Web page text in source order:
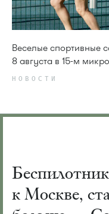
Веселые спортивные
8 августа в 15-м
НОВОСТИ
к Москве,